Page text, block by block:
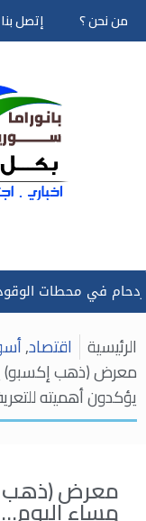
تخطى
من نحن ؟ إتصل بنا
محطات الوقود
الرئيسية اقتصاد,
معرض (ذهب إكسبو)
يؤكدون أهميته
معرض (ذهب
مساء